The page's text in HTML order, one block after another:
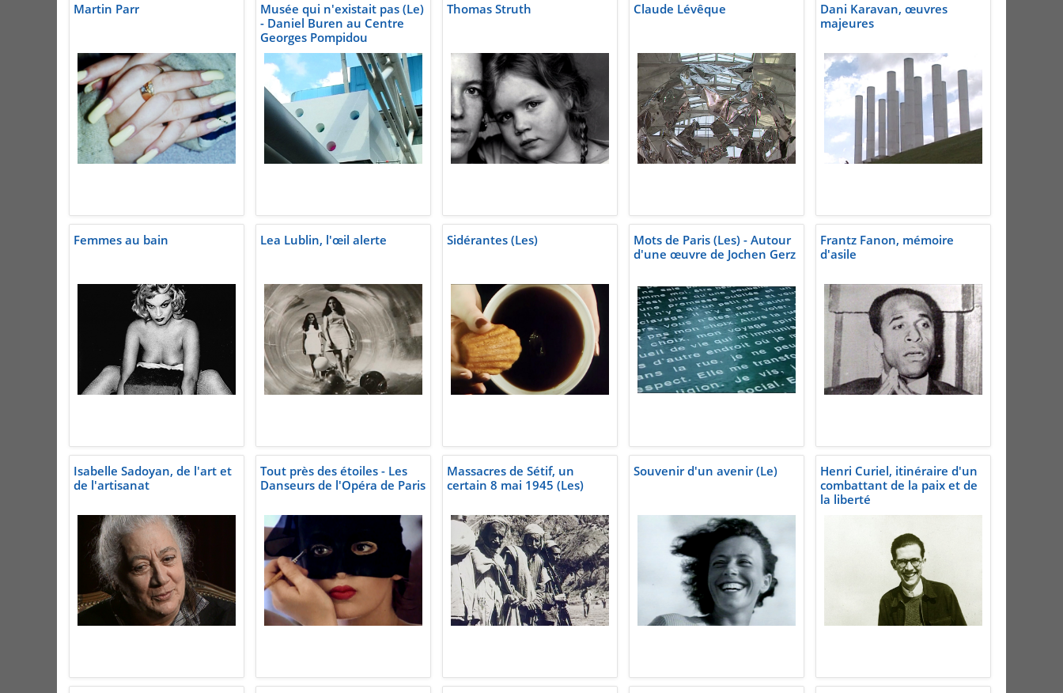
Martin Parr
Musée qui n'existait pas (Le)
- Daniel Buren au Centre
Georges Pompidou
Thomas Struth Claude Lévêque
Dani Karavan, œuvres
majeures
Femmes au bain Lea Lublin, l'œil alerte Sidérantes (Les)
Mots de Paris (Les) - Autour
d'une œuvre de Jochen Gerz
Frantz Fanon, mémoire
d'asile
Isabelle Sadoyan, de l'art et
de l'artisanat
Tout près des étoiles - Les
Danseurs de l'Opéra de Paris
Massacres de Sétif, un
certain 8 mai 1945 (Les)
Souvenir d'un avenir (Le)
Henri Curiel, itinéraire d'un
combattant de la paix et de
la liberté